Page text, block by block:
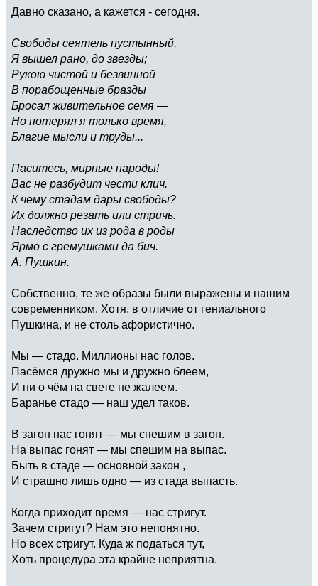
Давно сказано, а кажется - сегодня.
Свободы сеятель пустынный,
Я вышел рано, до звезды;
Рукою чистой и безвинной
В порабощенные бразды
Бросал живительное семя —
Но потерял я только время,
Благие мысли и труды...
Паситесь, мирные народы!
Вас не разбудит чести клич.
К чему стадам дары свободы?
Их должно резать или стричь.
Наследство их из рода в роды
Ярмо с гремушками да бич.
А. Пушкин.
Собственно, те же образы были выражены и нашим
современником. Хотя, в отличие от гениального
Пушкина, и не столь афористично.
Мы — стадо. Миллионы нас голов.
Пасёмся дружно мы и дружно блеем,
И ни о чём на свете не жалеем.
Баранье стадо — наш удел таков.
В загон нас гонят — мы спешим в загон.
На выпас гонят — мы спешим на выпас.
Быть в стаде — основной закон ,
И страшно лишь одно — из стада выпасть.
Когда приходит время — нас стригут.
Зачем стригут? Нам это непонятно.
Но всех стригут. Куда ж податься тут,
Хоть процедура эта крайне неприятна.